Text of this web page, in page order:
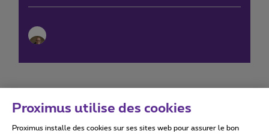
Proximus utilise des cookies
Proximus installe des cookies sur ses sites web pour assurer le bon